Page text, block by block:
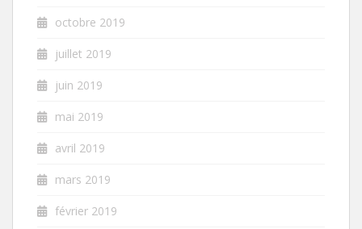
octobre 2019
juillet 2019
juin 2019
mai 2019
avril 2019
mars 2019
février 2019